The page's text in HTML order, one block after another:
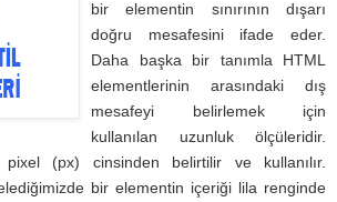
bir elementin sınırının dışarı
doğru mesafesini ifade eder.
Daha başka bir tanımla HTML
elementlerinin arasındaki dış
mesafeyi belirlemek için
kullanılan uzunluk ölçüleridir.
(px) cinsinden belirtilir ve kullanılır.
bir elementin içeriği lila renginde